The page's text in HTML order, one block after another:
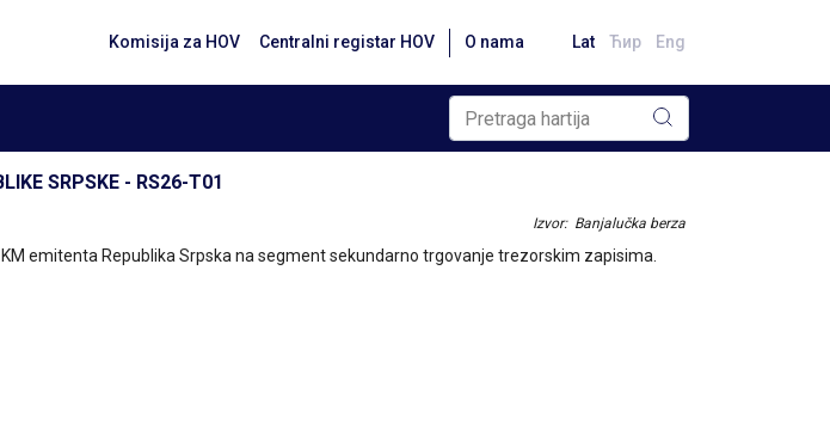
Komisija za HOV Centralni registar HOV O nama Lat Ћир Eng
SRPSKE - RS26-T01
Izvor: Banjalučka berza
emitenta Republika Srpska na segment sekundarno trgovanje trezorskim zapisima.